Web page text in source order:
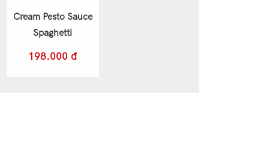
Cream Pesto Sauce
Spaghetti
198.000 đ